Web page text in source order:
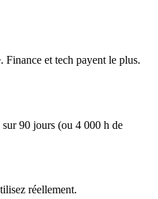
et tech payent le plus.
90 jours (ou 4 000 h de
réellement.